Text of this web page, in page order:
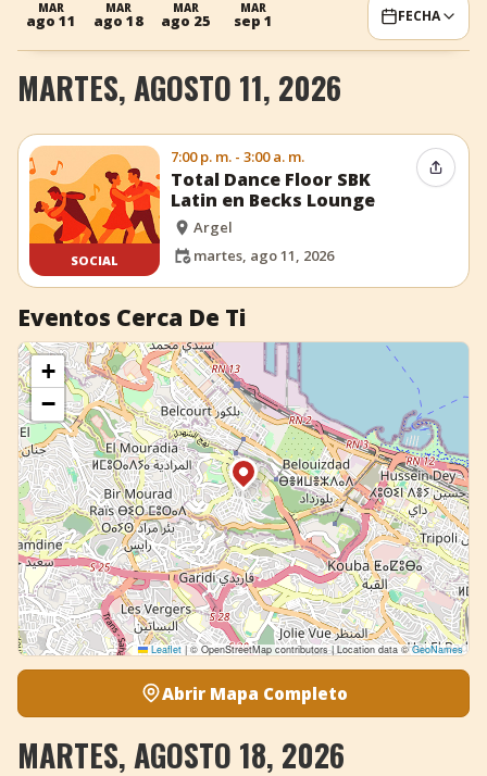
+ Añadir evento
MAR
ago 11
MAR
ago 18
MAR
ago 25
MAR
sep 1 FECHA
MARTES, AGOSTO 11, 2026
SOCIAL
7:00 p. m. - 3:00 a. m.
Total Dance Floor SBK
Latin en Becks Lounge
Argel
martes, ago 11, 2026
Eventos Cerca De Ti
+
−
Leaflet |© OpenStreetMap contributors | Location data ©GeoNames
Abrir Mapa Completo
MARTES, AGOSTO 18, 2026